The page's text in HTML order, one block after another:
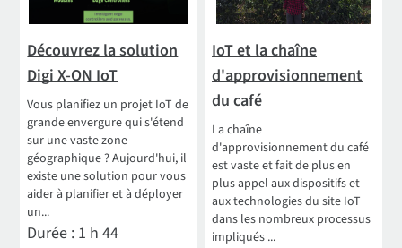
Découvrez la solution
Digi X-ON IoT
Vous planifiez un projet IoT de
grande envergure qui s'étend
sur une vaste zone
géographique ? Aujourd'hui, il
existe une solution pour vous
aider à planifier et à déployer
un...
Durée : 1 h 44
IoT et la chaîne
d'approvisionnement
du café
La chaîne
d'approvisionnement du café
est vaste et fait de plus en
plus appel aux dispositifs et
aux technologies du site IoT
dans les nombreux processus
impliqués ...